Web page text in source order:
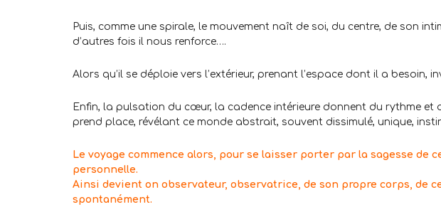
Puis, comme une spirale, le mouvement naît de soi, du centre, de son
d’autres fois il nous renforce….
Alors qu’il se déploie vers l’extérieur, prenant l’espace dont il a besoin,
Enfin, la pulsation du cœur, la cadence intérieure donnent du rythme et
prend place, révélant ce monde abstrait, souvent dissimulé, unique,
Le voyage commence alors, pour se laisser porter par la sagesse de
personnelle.
Ainsi devient on observateur, observatrice, de son propre corps, de
spontanément.